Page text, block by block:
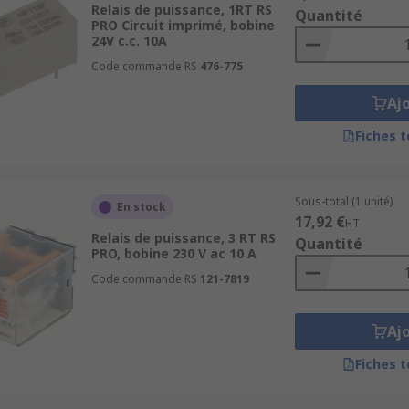
un relais rail DIN dimensionné pour la tension du
chez RS ?
et commandez la solution adaptée à votre circuit.
Relais de puissance, 1RT RS
PRO Circuit imprimé, bobine
24V c.c. 10A
Code commande RS 476-775
Quantité
Fiches
En stock
Relais de puissance, 3 RT RS
PRO, bobine 230 V ac 10 A
Code commande RS 121-7819
Sous-total (1 unité)
17,92 €HT
Quantité
Fiches